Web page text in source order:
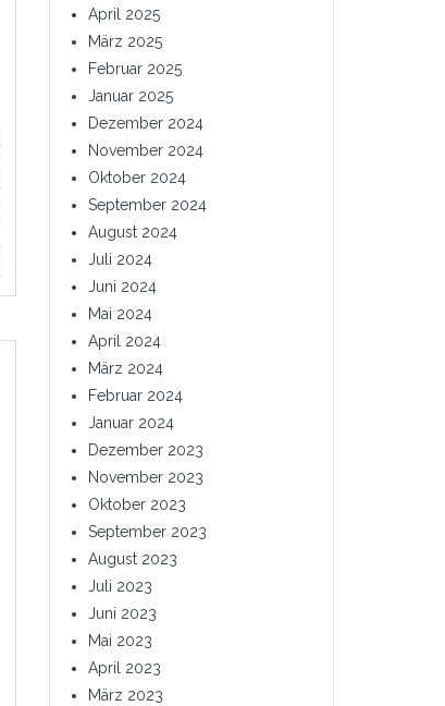
April 2025
März 2025
Februar 2025
Januar 2025
Dezember 2024
November 2024
Oktober 2024
September 2024
August 2024
Juli 2024
Juni 2024
Mai 2024
April 2024
März 2024
Februar 2024
Januar 2024
Dezember 2023
November 2023
Oktober 2023
September 2023
August 2023
Juli 2023
Juni 2023
Mai 2023
April 2023
März 2023